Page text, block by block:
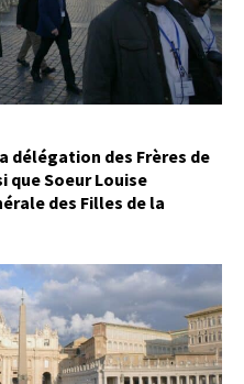
délégation des Frères de
que Soeur Louise
des Filles de la